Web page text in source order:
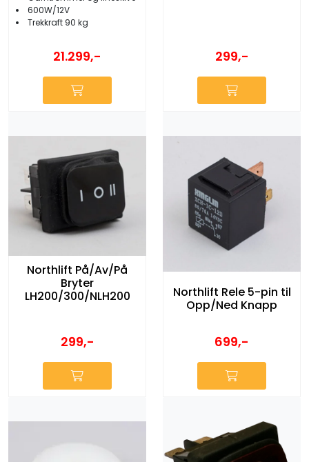
600W/12V
Trekkraft 90 kg
21.299,- 299,-
Northlift På/Av/På
Bryter
LH200/300/NLH200
299,-
Northlift Rele 5-pin til
Opp/Ned Knapp
699,-